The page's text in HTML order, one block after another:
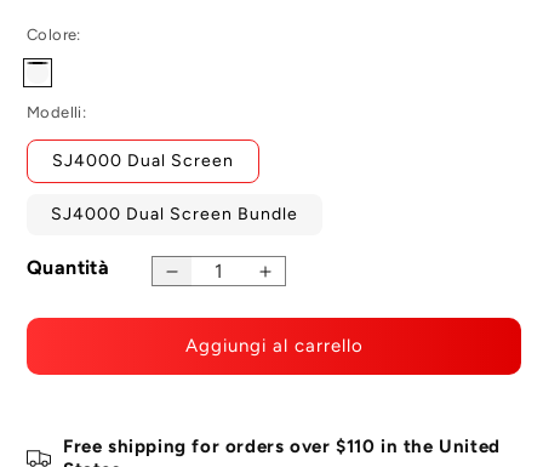
Connettività wireless:
"SJCAM Zone" per il controllo WiFi, l'editing efficiente
Twitter e Instagram.
Colore:
Modelli:
SJ4000 Dual Screen
SJ4000 Dual Screen Bundle
Quantità
Diminuire
quantità
per
d'azione
a
Aumento
quantità
per
d'azione
a
Aggiungi al carrello
Free shipping for orders over $110 in the United